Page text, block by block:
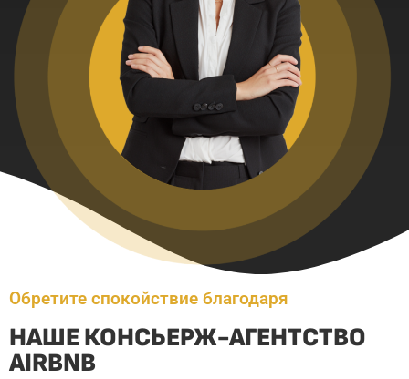
Обретите спокойствие благодаря
НАШЕ КОНСЬЕРЖ-АГЕНТСТВО
AIRBNB